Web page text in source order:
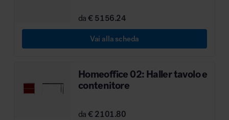
da€ 5156.24
Vai alla scheda
Homeoffice 02: Haller tavolo e
contenitore
da€ 2101.80